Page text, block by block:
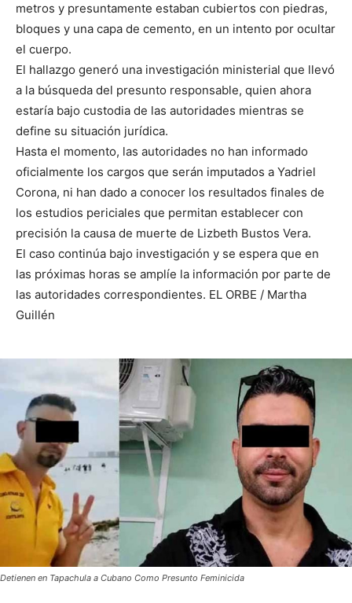
metros y presuntamente estaban cubiertos con piedras,
bloques y una capa de cemento, en un intento por ocultar
el cuerpo.
El hallazgo generó una investigación ministerial que llevó
a la búsqueda del presunto responsable, quien ahora
estaría bajo custodia de las autoridades mientras se
define su situación jurídica.
Hasta el momento, las autoridades no han informado
oficialmente los cargos que serán imputados a Yadriel
Corona, ni han dado a conocer los resultados finales de
los estudios periciales que permitan establecer con
precisión la causa de muerte de Lizbeth Bustos Vera.
El caso continúa bajo investigación y se espera que en
las próximas horas se amplíe la información por parte de
las autoridades correspondientes. EL ORBE / Martha
Guillén
Detienen en Tapachula a Cubano Como Presunto Feminicida